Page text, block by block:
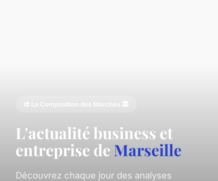
🎨 La Composition des Marchés 🏛️
L'actualité business et
entreprise de Marseille
Découvrez chaque jour des analyses